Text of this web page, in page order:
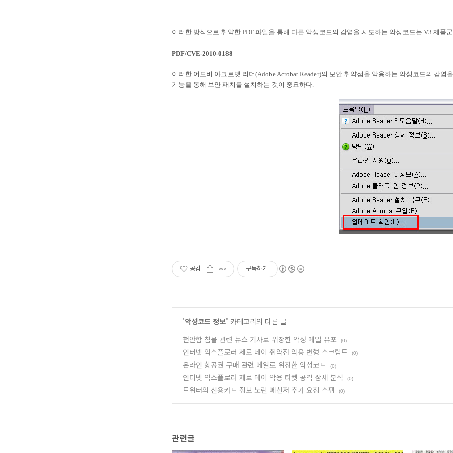
이러한 방식으로 취약한 PDF 파일을 통해 다른 악성코드의 감염을 시도하는 악성코드는 V3 제품
PDF/CVE-2010-0188
이러한 어도비 아크로뱃 리더(Adobe Acrobat Reader)의 보안 취약점을 악용하는 악성코드의 감
기능을 통해 보안 패치를 설치하는 것이 중요하다.
공감 구독하기
'악성코드 정보' 카테고리의 다른 글
천안함 침몰 관련 뉴스 기사로 위장한 악성 메일 유포
(0)
인터넷 익스플로러 제로 데이 취약점 악용 변형 스크립트 (0)
온라인 항공권 구매 관련 메일로 위장한 악성코드 (0)
인터넷 익스플로러 제로 데이 악용 타켓 공격 상세 분석 (0)
트위터의 신용카드 정보 노린 메신저 추가 요청 스팸 (0)
관련글